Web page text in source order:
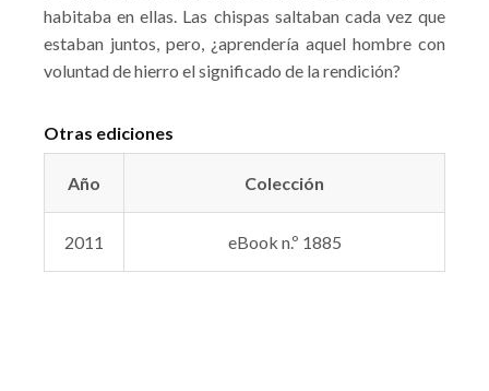
habitaba en ellas. Las chispas saltaban cada vez que
estaban juntos, pero, ¿aprendería aquel hombre con
voluntad de hierro el significado de la rendición?
Otras ediciones
Año Colección
2011 eBook n.º 1885